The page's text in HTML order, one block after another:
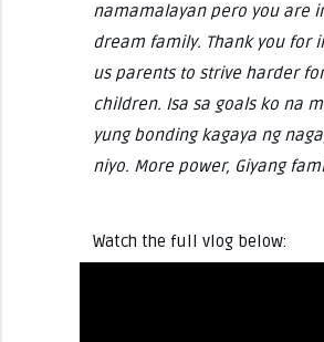
namamalayan pero you are
dream family. Thank you for
us parents to strive harder
children. Isa sa goals ko na
yung bonding kagaya ng
niyo. More power, Giyang
Watch the full vlog below: